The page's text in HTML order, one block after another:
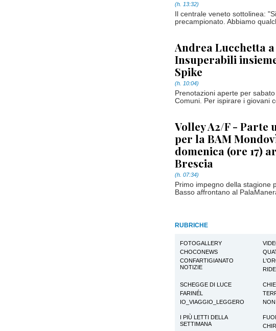
(h. 13:32)
Il centrale veneto sottolinea:
precampionato. Abbiamo
Andrea Lucchetta
Insuperabili
Spike
(h. 10:04)
Prenotazioni aperte per
Comuni. Per ispirare i giovani
Volley A2/F - Parte
per la BAM
domenica (ore 17)
Brescia
(h. 07:34)
Primo impegno della stagione
Basso affrontano al
RUBRICHE
FOTOGALLERY
CHOCONEWS
CONFARTIGIANATO
NOTIZIE
SCHEGGE DI LUCE
FARINÉL
IO_VIAGGIO_LEGGERO
I PIÙ LETTI DELLA
SETTIMANA